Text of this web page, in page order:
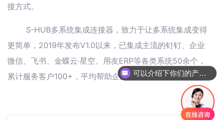
接方式。
S-HUB多系统集成连接器，致力于让多系统集成变得
更简单，2019年发布V1.0以来，已集成主流的钉钉、企业
微信、飞书、金蝶云·星空、用友ERP等各类系统50余个，
累计服务客户100+，平均帮助企业节省60%系统集成本。
可以介绍下你们的产品么